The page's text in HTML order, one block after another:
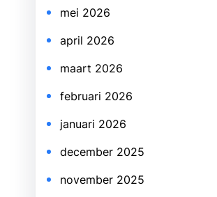
mei 2026
april 2026
maart 2026
februari 2026
januari 2026
december 2025
november 2025